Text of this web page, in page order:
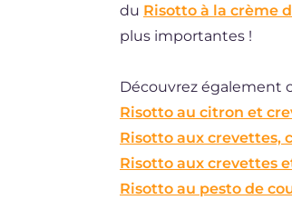
du Risotto à la crème
plus importantes !
Découvrez également
Risotto au citron et
Risotto aux crevettes,
Risotto aux crevettes
Risotto au pesto de